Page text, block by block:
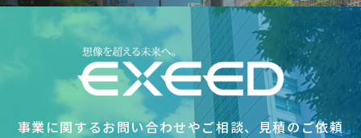
事業に関するお問い合わせやご相談、見積のご依頼